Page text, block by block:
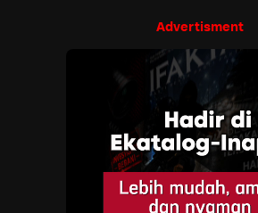
Advertisment